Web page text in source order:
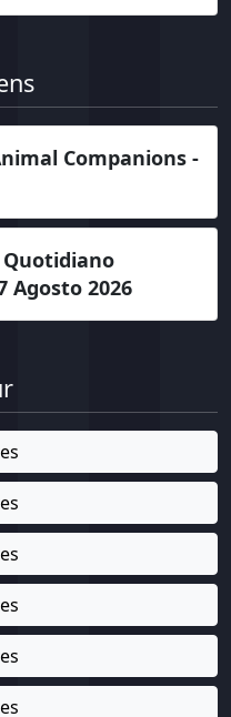
Companions -
Agosto 2026